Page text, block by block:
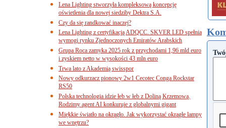
Lena Lighting stworzyła kompleksową koncepcję
oświetlenia dla nowej siedziby Dektra S.A.
Czy da się randkować inaczej?
Lena Lighting z certyfikacją ADQCC. SKVER LED spełnia
wymogi rynku Zjednoczonych Emiratów Arabskich
Grupa Roca zamyka 2025 rok z przychodami 1,96 mld euro
i zyskiem netto w wysokości 43 mln euro
Trwa lato z Akademią swisspor
Nowy odkurzacz pionowy 2w1 Cecotec Conga Rockstar
RS50
Polska technologia idzie łeb w łeb z Doliną Krzemową.
Rodzimy agent AI konkuruje z globalnymi gigant
Miękkie światło na okrągło. Jak wykorzystać okrągłe lampy
we wnętrzu?